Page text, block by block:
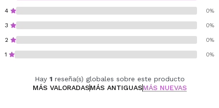
4 0%
3 0%
2 0%
1 0%
Hay 1reseña(s) globales sobre este producto
MÁS VALORADASMÁS ANTIGUASMÁS NUEVAS